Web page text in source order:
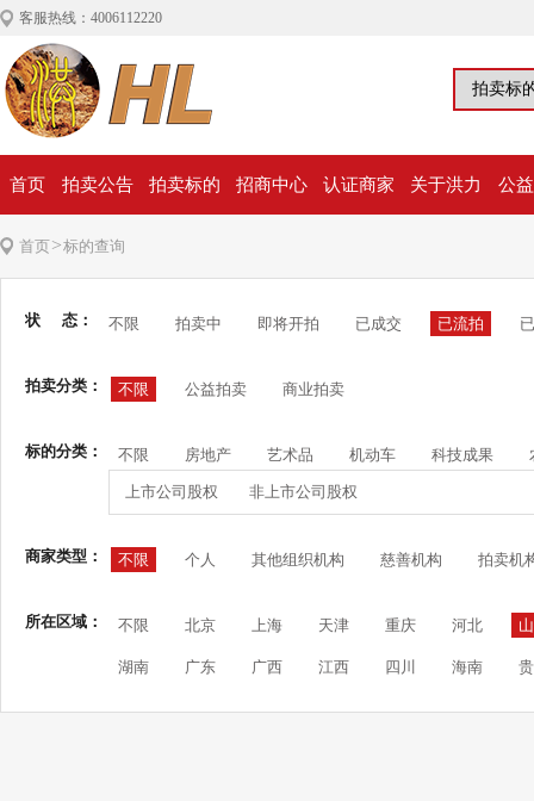
客服热线：4006112220
首页 拍卖公告 拍卖标的 招商中心 认证商家 关于洪力 公
首页>标的查询
状 态： 不限 拍卖中 即将开拍 已成交 已流拍
拍卖分类： 不限 公益拍卖 商业拍卖
标的分类： 不限 房地产 艺术品 机动车 科技成果
上市公司股权 非上市公司股权
商家类型： 不限 个人 其他组织机构 慈善机构 拍卖机
所在区域： 不限 北京 上海 天津 重庆 河北
湖南 广东 广西 江西 四川 海南